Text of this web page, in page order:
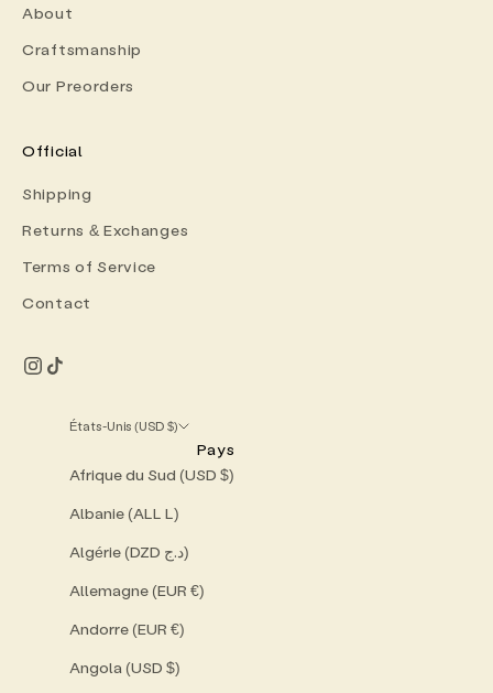
About
Craftsmanship
Our Preorders
Official
Shipping
Returns & Exchanges
Terms of Service
Contact
États-Unis (USD $)
Pays
Afrique du Sud (USD $)
Albanie (ALL L)
Algérie (DZD د.ج)
Allemagne (EUR €)
Andorre (EUR €)
Angola (USD $)